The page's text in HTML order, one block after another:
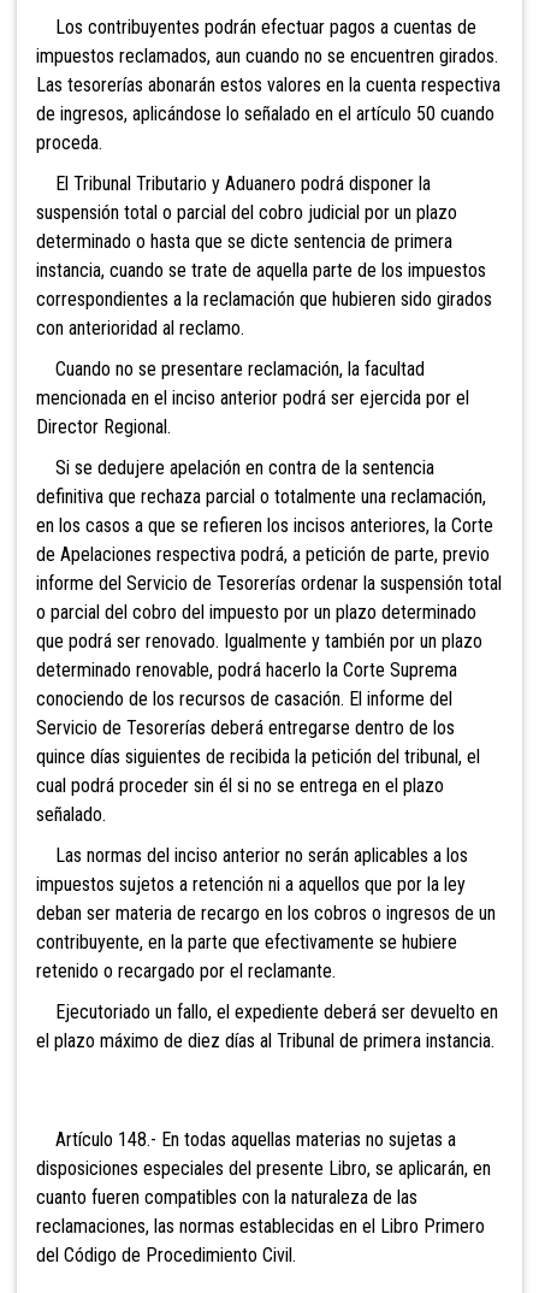
Los contribuyentes podrán efectuar pagos a cuentas de
impuestos reclamados, aun cuando no se encuentren girados.
Las tesorerías abonarán estos valores en la cuenta respectiva
de ingresos, aplicándose lo señalado en el artículo 50 cuando
proceda.
El Tribunal Tributario y Aduanero podrá disponer la
suspensión total o parcial del cobro judicial por un plazo
determinado o hasta que se dicte sentencia de primera
instancia, cuando se trate de aquella parte de los impuestos
correspondientes a la reclamación que hubieren sido girados
con anterioridad al reclamo.
Cuando no se presentare reclamación, la facultad
mencionada en el inciso anterior podrá ser ejercida por el
Director Regional.
Si se dedujere apelación en contra de la sentencia
definitiva que rechaza parcial o totalmente una reclamación,
en los casos a que se refieren los incisos anteriores, la Corte
de Apelaciones respectiva podrá, a petición de parte, previo
informe del Servicio de Tesorerías ordenar la suspensión total
o parcial del cobro del impuesto por un plazo determinado
que podrá ser renovado. Igualmente y también por un plazo
determinado renovable, podrá hacerlo la Corte Suprema
conociendo de los recursos de casación. El informe del
Servicio de Tesorerías deberá entregarse dentro de los
quince días siguientes de recibida la petición del tribunal, el
cual podrá proceder sin él si no se entrega en el plazo
señalado.
Las normas del inciso anterior no serán aplicables a los
impuestos sujetos a retención ni a aquellos que por la ley
deban ser materia de recargo en los cobros o ingresos de un
contribuyente, en la parte que efectivamente se hubiere
retenido o recargado por el reclamante.
Ejecutoriado un fallo, el expediente deberá ser devuelto en
el plazo máximo de diez días al Tribunal de primera instancia.
Artículo 148.- En todas aquellas materias no sujetas a
disposiciones especiales del presente Libro, se aplicarán, en
cuanto fueren compatibles con la naturaleza de las
reclamaciones, las normas establecidas en el Libro Primero
del Código de Procedimiento Civil.